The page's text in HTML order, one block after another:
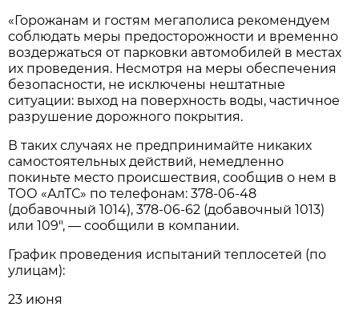
«Горожанам и гостям мегаполиса рекомендуем
соблюдать меры предосторожности и временно
воздержаться от парковки автомобилей в местах
их проведения. Несмотря на меры обеспечения
безопасности, не исключены нештатные
ситуации: выход на поверхность воды, частичное
разрушение дорожного покрытия.
В таких случаях не предпринимайте никаких
самостоятельных действий, немедленно
покиньте место происшествия, сообщив о нем в
ТОО «АлТС» по телефонам: 378-06-48
(добавочный 1014), 378-06-62 (добавочный 1013)
или 109″, — сообщили в компании.
График проведения испытаний теплосетей (по
улицам):
23 июня